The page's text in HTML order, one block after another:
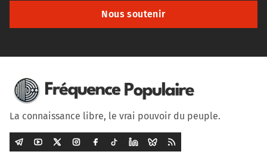
Nous soutenir
La connaissance libre, le vrai pouvoir du peuple.